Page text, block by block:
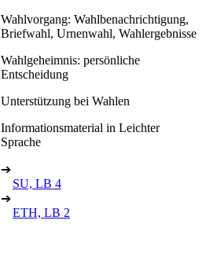
Wahlvorgang: Wahlbenachrichtigung,
Briefwahl, Urnenwahl, Wahlergebnisse
Wahlgeheimnis: persönliche
Entscheidung
Unterstützung bei Wahlen
Informationsmaterial in Leichter
Sprache
➔
SU, LB 4
➔
ETH, LB 2